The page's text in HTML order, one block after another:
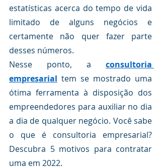
estatísticas acerca do tempo de vida
limitado de alguns negócios e
certamente não quer fazer parte
desses números.
Nesse ponto, a consultoria
empresarial tem se mostrado uma
ótima ferramenta à disposição dos
empreendedores para auxiliar no dia
a dia de qualquer negócio. Você sabe
o que é consultoria empresarial?
Descubra 5 motivos para contratar
uma em 2022.